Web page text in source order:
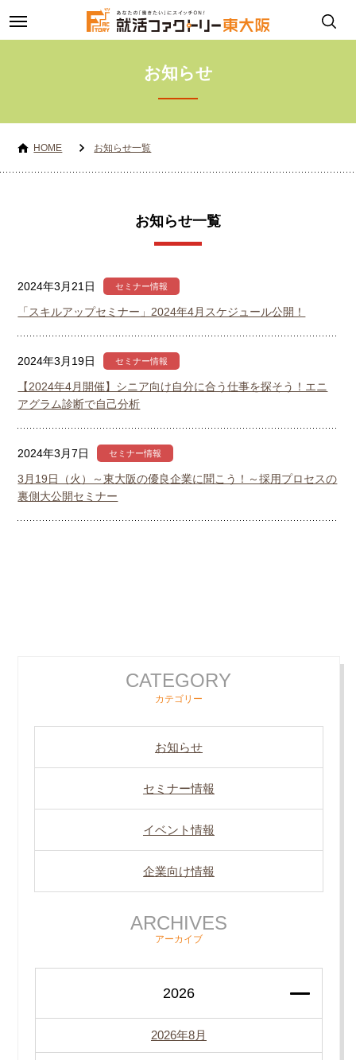
toggle
navigation
お知らせ
HOME お知らせ一覧
お知らせ一覧
2024年3月21日 セミナー情報
「スキルアップセミナー」2024年4月スケジュール公開！
2024年3月19日 セミナー情報
【2024年4月開催】シニア向け自分に合う仕事を探そう！エニ
アグラム診断で自己分析
2024年3月7日 セミナー情報
3月19日（火）～東大阪の優良企業に聞こう！～採用プロセスの
裏側大公開セミナー
CATEGORY
カテゴリー
お知らせ
セミナー情報
イベント情報
企業向け情報
ARCHIVES
アーカイブ
2026
2026年8月